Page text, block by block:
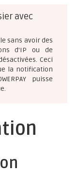
avec
sans avoir des
d'IP ou de
Ceci
la notification
puisse